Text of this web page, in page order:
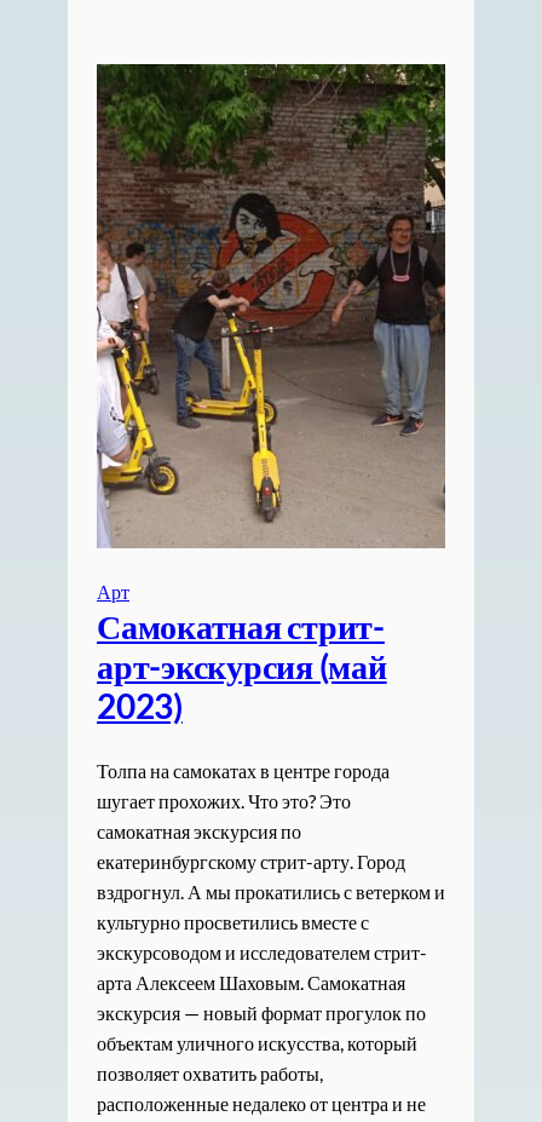
Арт
Самокатная стрит-
арт-экскурсия (май
2023)
Толпа на самокатах в центре города
шугает прохожих. Что это? Это
самокатная экскурсия по
екатеринбургскому стрит-арту. Город
вздрогнул. А мы прокатились с ветерком и
культурно просветились вместе с
экскурсоводом и исследователем стрит-
арта Алексеем Шаховым. Самокатная
экскурсия — новый формат прогулок по
объектам уличного искусства, который
позволяет охватить работы,
расположенные недалеко от центра и не